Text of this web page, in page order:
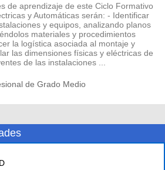
de aprendizaje de este Ciclo Formativo
y Automáticas serán: - Identificar
y equipos, analizando planos
materiales y procedimientos
la logística asociada al montaje y
las dimensiones físicas y eléctricas de
de las instalaciones ...
de Grado Medio